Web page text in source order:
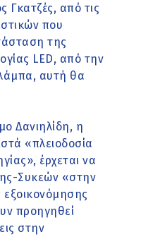
Γκατζές, από τις
που
της
LED, από την
αυτή θα
Δανιηλίδη, η
«πλειοδοσία
έρχεται να
Συκεών «στην
προηγηθεί
στην